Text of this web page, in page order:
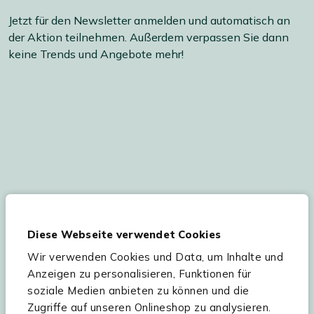
Diese Webseite verwendet Cookies
Wir verwenden Cookies und Data, um Inhalte und
Anzeigen zu personalisieren, Funktionen für
soziale Medien anbieten zu können und die
Zugriffe auf unseren Onlineshop zu analysieren.
Jetzt für den Newsletter anmelden und automatisch an
der Aktion teilnehmen. Außerdem verpassen Sie dann
keine Trends und Angebote mehr!
Einstellungen verarbeitet. Abmeldung jederzeit
möglich.
Teilnahmebedingungen Gutscheinaktion lesen.